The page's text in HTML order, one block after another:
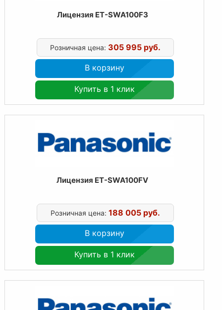
Лицензия ET-SWA100F3
Розничная цена: 305 995 руб.
В корзину
Купить в 1 клик
Лицензия ET-SWA100FV
Розничная цена: 188 005 руб.
В корзину
Купить в 1 клик